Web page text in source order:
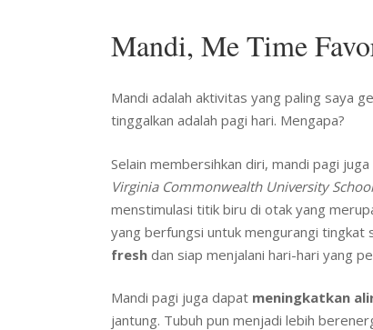
Mandi, Me Time
Mandi adalah aktivitas yang paling saya
tinggalkan adalah pagi hari. Mengapa?
Selain membersihkan diri, mandi pagi juga
Virginia Commonwealth University
menstimulasi titik biru di otak yang
yang berfungsi untuk mengurangi tingkat
fresh dan siap menjalani hari-hari yang
Mandi pagi juga dapat meningkatkan
jantung. Tubuh pun menjadi lebih